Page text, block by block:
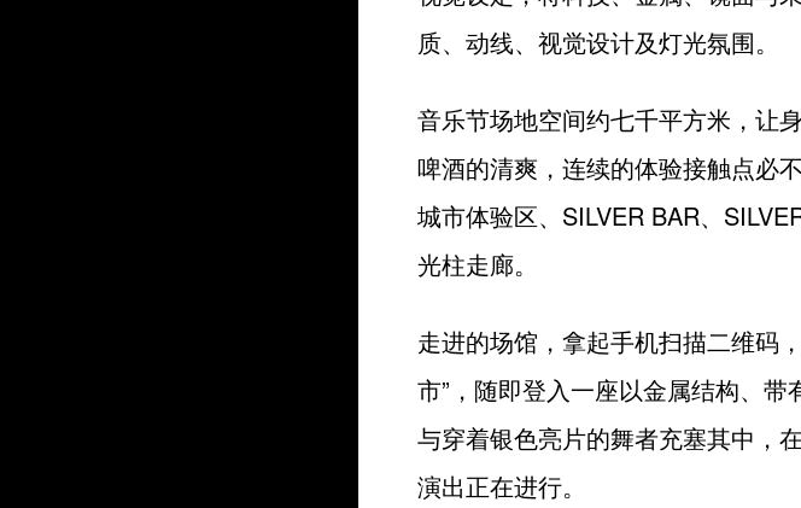
质、动线、视觉设计及灯光氛围。
音乐节场地空间约七千平方米，让
啤酒的清爽，连续的体验接触点
城市体验区、SILVER BAR、
光柱走廊。
走进的场馆，拿起手机扫描二维码
市”，随即登入一座以金属结构、
与穿着银色亮片的舞者充塞其中，
演出正在进行。